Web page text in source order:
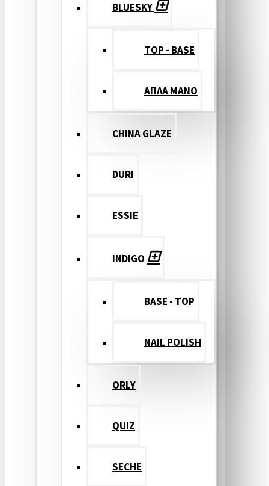
BLUESKY
TOP - BASE
ΑΠΛΑ ΜΑΝΟ
CHINA GLAZE
DURI
ESSIE
INDIGO
BASE - TOP
NAIL POLISH
ORLY
QUIZ
SECHE